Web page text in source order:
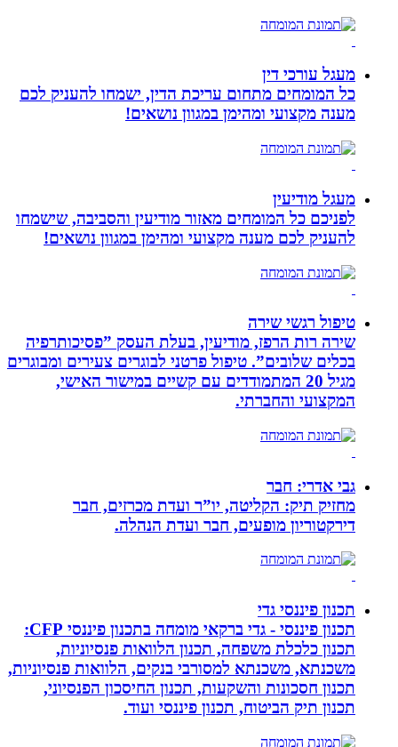
מעגל עורכי דין
כל המומחים מתחום עריכת הדין, ישמחו להעניק לכם
מענה מקצועי ומהימן במגוון נושאים!
מעגל מודיעין
לפניכם כל המומחים מאזור מודיעין והסביבה, שישמחו
להעניק לכם מענה מקצועי ומהימן במגוון נושאים!
טיפול רגשי שירה
שירה רות הרפז, מודיעין, בעלת העסק ”פסיכותרפיה
בכלים שלובים”. טיפול פרטני לבוגרים צעירים ומבוגרים
מגיל 20 המתמודדים עם קשיים במישור האישי,
המקצועי והחברתי.
גבי אדרי: חבר
מחזיק תיק: הקליטה, יו”ר ועדת מכרזים, חבר
דירקטוריון מופעים, חבר ועדת הנהלה.
תכנון פיננסי גדי
תכנון פיננסי - גדי ברקאי מומחה בתכנון פיננסי CFP:
תכנון כלכלת משפחה, תכנון הלוואות פנסיוניות,
משכנתא, משכנתא למסורבי בנקים, הלוואות פנסיוניות,
תכנון חסכונות והשקעות, תכנון החיסכון הפנסיוני,
תכנון תיק הביטוח, תכנון פיננסי ועוד.